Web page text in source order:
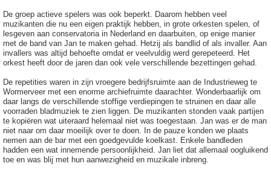
De groep actieve spelers was ook beperkt. Daarom hebben veel
muzikanten die nu een eigen praktijk hebben, in grote orkesten spelen, of
lesgeven aan conservatoria in Nederland en daarbuiten, op enige manier
met de band van Jan te maken gehad. Hetzij als bandlid of als invaller. Aan
invallers was altijd behoefte omdat er veelvuldig werd gerepeteerd. Het
orkest heeft door de jaren dan ook vele verschillende bezettingen gehad.
De repetities waren in zijn vroegere bedrijfsruimte aan de Industrieweg te
Wormerveer met een enorme archiefruimte daarachter. Wonderbaarlijk om
daar langs de verschillende stoffige verdiepingen te struinen en daar alle
voorraden bladmuziek te zien liggen. De muzikanten stonden vaak partijen
te kopiëren wat uiteraard helemaal niet was toegestaan. Jan was er de man
niet naar om daar moeilijk over te doen. In de pauze konden we plaats
nemen aan de bar met een goedgevulde koelkast. Enkele bandleden
hadden een wat innemende persoonlijkheid. Jan liet dat allemaal oogluikend
toe en was blij met hun aanwezigheid en muzikale inbreng.